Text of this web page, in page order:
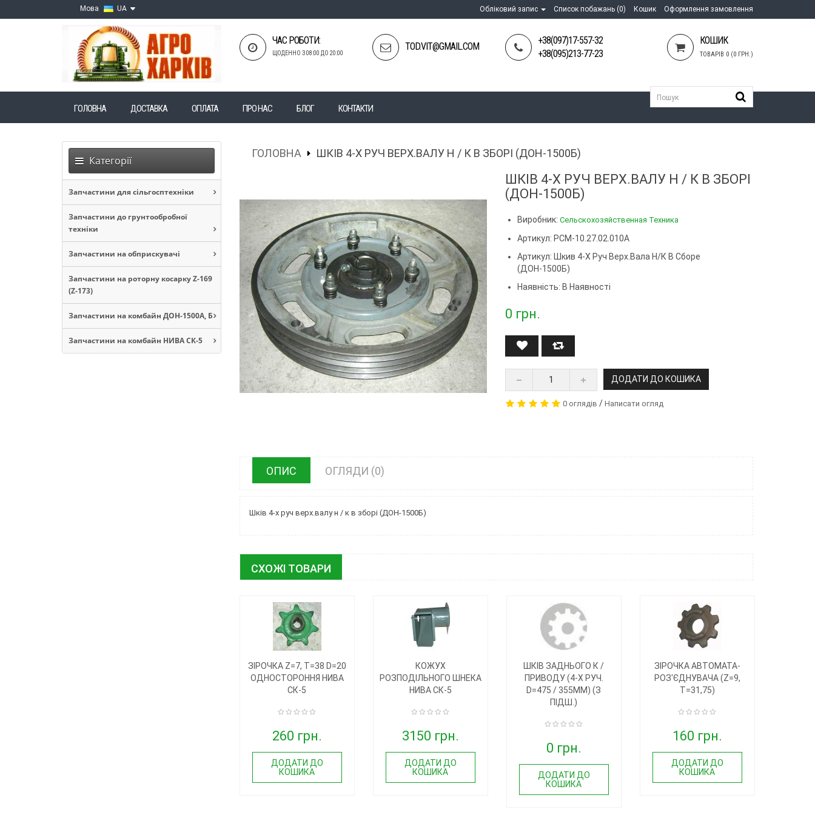
Мова UA Обліковий запис Список побажань (0) Кошик Оформлення замовлення
ЧАС РОБОТИ:
ЩОДЕННО З 08:00 ДО 20:00
TOD.VIT@GMAIL.COM
+38(097)17-557-32
+38(095)213-77-23
КОШИК
ТОВАРІВ 0 (0 ГРН.)
ГОЛОВНА ДОСТАВКА ОПЛАТА ПРО НАС БЛОГ КОНТАКТИ
Категорії
Запчастини для сільгосптехніки
Запчастини до грунтообробної
техніки
Запчастини на обприскувачі
Запчастини на роторну косарку Z-169
(Z-173)
Запчастини на комбайн ДОН-1500А, Б
Запчастини на комбайн НИВА СК-5
ГОЛОВНА ШКІВ 4-Х РУЧ ВЕРХ.ВАЛУ Н / К В ЗБОРІ (ДОН-1500Б)
ШКІВ 4-Х РУЧ ВЕРХ.ВАЛУ Н / К В ЗБОРІ
(ДОН-1500Б)
Виробник:Сельскохозяйственная Техника
Артикул: РСМ-10.27.02.010А
Артикул: Шкив 4-Х Руч Верх.вала Н/к В Сборе
(ДОН-1500Б)
Наявність: В Наявності
0 грн.
ДОДАТИ ДО КОШИКА
0 оглядів /Написати огляд
ОПИС ОГЛЯДИ (0)
Шків 4-х руч верх.валу н / к в зборі (ДОН-1500Б)
СХОЖІ ТОВАРИ
ЗІРОЧКА Z=7, T=38 D=20
ОДНОСТОРОННЯ НИВА
СК-5
260 грн.
ДОДАТИ ДО
КОШИКА
КОЖУХ
РОЗПОДІЛЬНОГО ШНЕКА
НИВА СК-5
3150 грн.
ДОДАТИ ДО
КОШИКА
ШКІВ ЗАДНЬОГО К /
ПРИВОДУ (4-Х РУЧ.
D=475 / 355MM) (З
ПІДШ.)
0 грн.
ДОДАТИ ДО
КОШИКА
ЗІРОЧКА АВТОМАТА-
РОЗ'ЄДНУВАЧА (Z=9,
T=31,75)
160 грн.
ДОДАТИ ДО
КОШИКА